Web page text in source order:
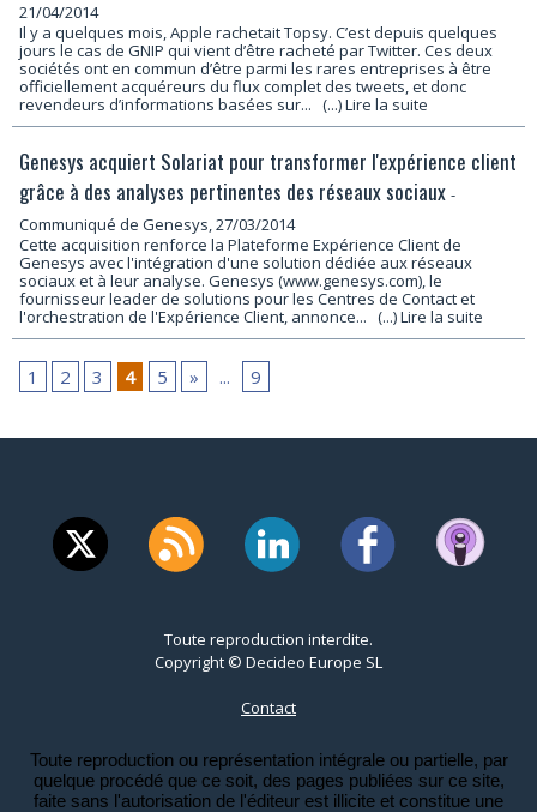
21/04/2014
Il y a quelques mois, Apple rachetait Topsy. C’est depuis quelques
jours le cas de GNIP qui vient d’être racheté par Twitter. Ces deux
sociétés ont en commun d’être parmi les rares entreprises à être
officiellement acquéreurs du flux complet des tweets, et donc
revendeurs d’informations basées sur... (...) Lire la suite
Genesys acquiert Solariat pour transformer l'expérience client
grâce à des analyses pertinentes des réseaux sociaux -
Communiqué de Genesys, 27/03/2014
Cette acquisition renforce la Plateforme Expérience Client de
Genesys avec l'intégration d'une solution dédiée aux réseaux
sociaux et à leur analyse. Genesys (www.genesys.com), le
fournisseur leader de solutions pour les Centres de Contact et
l'orchestration de l'Expérience Client, annonce... (...) Lire la suite
1 2 3 4 5 » ... 9
Toute reproduction interdite.
Copyright © Decideo Europe SL
Contact
Toute reproduction ou représentation intégrale ou partielle, par
quelque procédé que ce soit, des pages publiées sur ce site,
faite sans l'autorisation de l'éditeur est illicite et constitue une